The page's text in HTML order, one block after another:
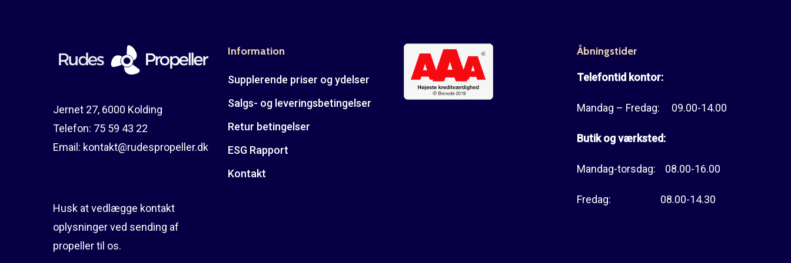
Jernet 27, 6000 Kolding
Telefon: 75 59 43 22
Email: kontakt@rudespropeller.dk
Husk at vedlægge kontakt
oplysninger ved sending af
propeller til os.
Information
Supplerende priser og ydelser
Salgs- og leveringsbetingelser
Retur betingelser
ESG Rapport
Kontakt
Åbningstider
Telefontid kontor:
Mandag – Fredag: 09.00-14.00
Butik og værksted:
Mandag-torsdag: 08.00-16.00
Fredag: 08.00-14.30